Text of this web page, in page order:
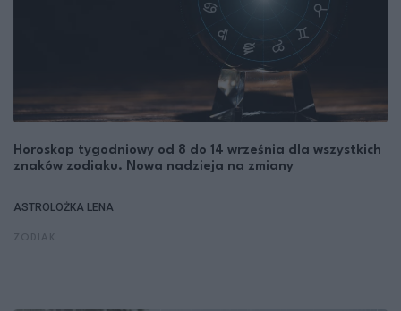
Horoskop tygodniowy od 8 do 14 września dla wszystkich
znaków zodiaku. Nowa nadzieja na zmiany
ASTROLOŻKA LENA